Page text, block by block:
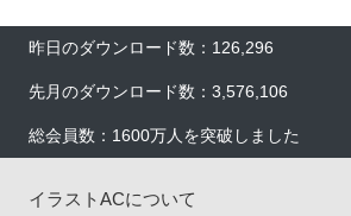
昨日のダウンロード数：126,296
先月のダウンロード数：3,576,106
総会員数：1600万人を突破しました
イラストACについて